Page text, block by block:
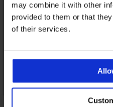
may combine it with other
provided to them or that
of their services.